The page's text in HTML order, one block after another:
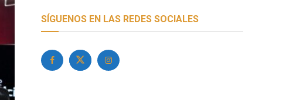
SÍGUENOS EN LAS REDES SOCIALES